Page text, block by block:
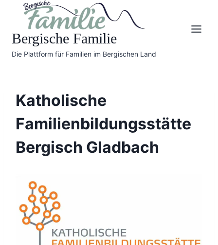
content
Bergische Familie
Die Plattform für Familien im Bergischen Land
Katholische
Familienbildungsstätte
Bergisch Gladbach